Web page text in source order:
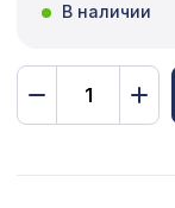
Экраны для
ПОПУЛЯРНЫЕ
В наличии